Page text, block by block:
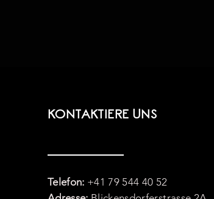
KONTAKTIERE UNS
Telefon: +41 79 544 40 52